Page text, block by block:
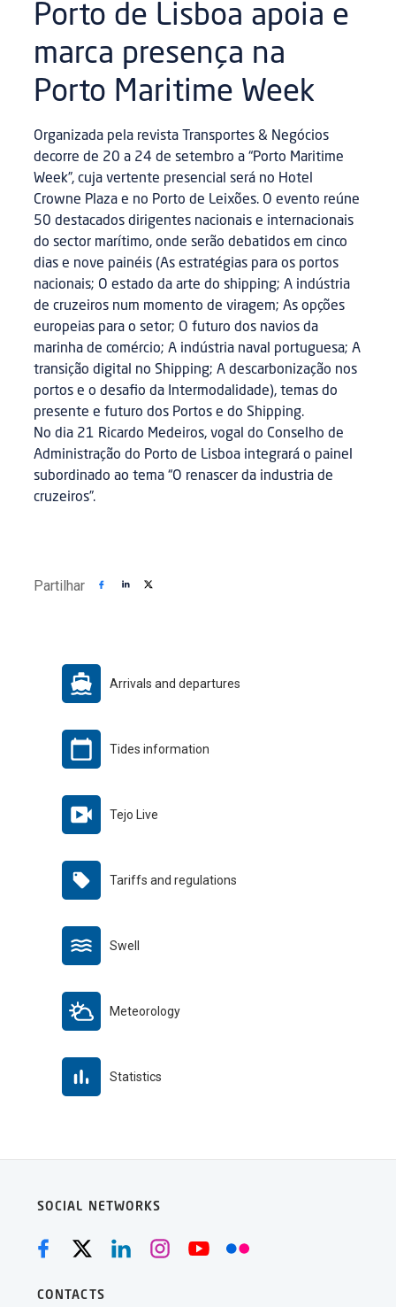
Porto de Lisboa apoia e
marca presença na
Porto Maritime Week
Organizada pela revista Transportes & Negócios
decorre de 20 a 24 de setembro a “Porto Maritime
Week”, cuja vertente presencial será no Hotel
Crowne Plaza e no Porto de Leixões. O evento reúne
50 destacados dirigentes nacionais e internacionais
do sector marítimo, onde serão debatidos em cinco
dias e nove painéis (As estratégias para os portos
nacionais; O estado da arte do shipping; A indústria
de cruzeiros num momento de viragem; As opções
europeias para o setor; O futuro dos navios da
marinha de comércio; A indústria naval portuguesa; A
transição digital no Shipping; A descarbonização nos
portos e o desafio da Intermodalidade), temas do
presente e futuro dos Portos e do Shipping.
No dia 21 Ricardo Medeiros, vogal do Conselho de
Administração do Porto de Lisboa integrará o painel
subordinado ao tema “O renascer da industria de
cruzeiros”.
Partilhar
Arrivals and departures
Tides information
Tejo Live
Tariffs and regulations
Swell
Meteorology
Statistics
SOCIAL NETWORKS
CONTACTS